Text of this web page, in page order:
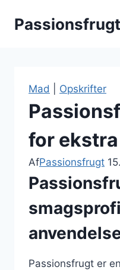
Mad Opskrifter
for
AfPassionsfrugt
Passionsfrugt er